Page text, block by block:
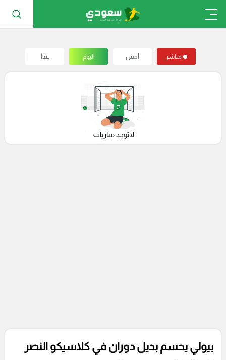
مباشر أمس اليوم غداً
بيولي يحسم بديل دوران في كلاسيكو النصر